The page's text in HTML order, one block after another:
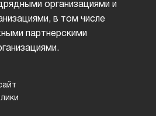
организациями и
в том числе
партнерскими